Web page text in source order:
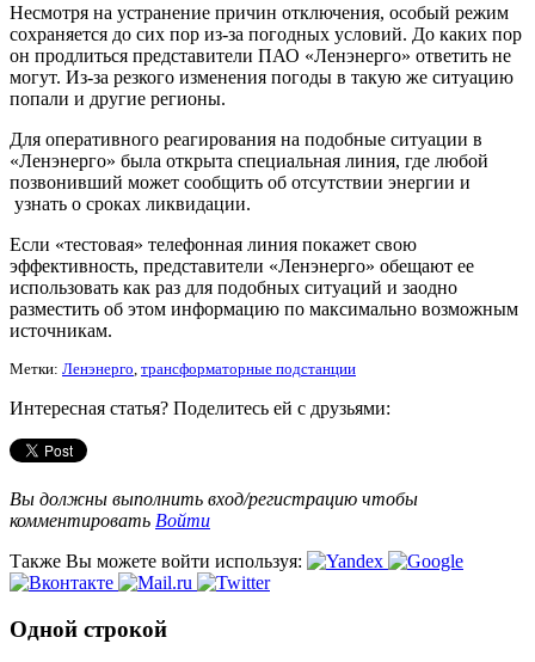
Несмотря на устранение причин отключения, особый режим
сохраняется до сих пор из-за погодных условий. До каких пор
он продлиться представители ПАО «Ленэнерго» ответить не
могут. Из-за резкого изменения погоды в такую же ситуацию
попали и другие регионы.
Для оперативного реагирования на подобные ситуации в
«Ленэнерго» была открыта специальная линия, где любой
позвонивший может сообщить об отсутствии энергии и
узнать о сроках ликвидации.
Если «тестовая» телефонная линия покажет свою
эффективность, представители «Ленэнерго» обещают ее
использовать как раз для подобных ситуаций и заодно
разместить об этом информацию по максимально возможным
источникам.
Метки: Ленэнерго, трансформаторные подстанции
Интересная статья? Поделитесь ей с друзьями:
Вы должны выполнить вход/регистрацию чтобы
комментировать Войти
Также Вы можете войти используя:
Одной строкой